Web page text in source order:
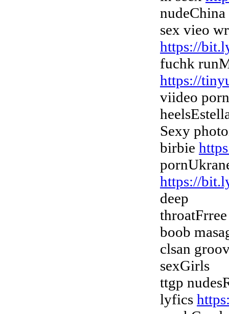
nudeChina
sex vieo
https://
fuchk
https://
viideo
Sexy
birbie
https://
deep
boob
clsan
sexGirls
ttgp
lyfics